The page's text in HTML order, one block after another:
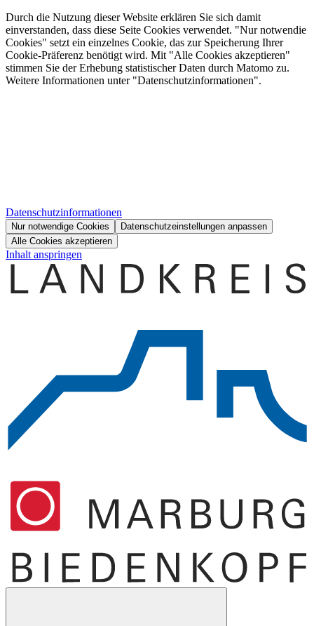
Durch die Nutzung dieser Website erklären Sie sich damit
einverstanden, dass diese Seite Cookies verwendet. "Nur notwendie
Cookies" setzt ein einzelnes Cookie, das zur Speicherung Ihrer
Cookie-Präferenz benötigt wird. Mit "Alle Cookies akzeptieren"
stimmen Sie der Erhebung statistischer Daten durch Matomo zu.
Weitere Informationen unter "Datenschutzinformationen".
Datenschutzinformationen
Nur notwendige Cookies
Datenschutzeinstellungen anpassen
Alle Cookies akzeptieren
Inhalt anspringen